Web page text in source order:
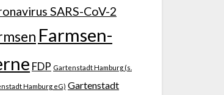
SARS-CoV-2
Farmsen-
FDP Gartenstadt Hamburg (s.
Hamburg eG) Gartenstadt